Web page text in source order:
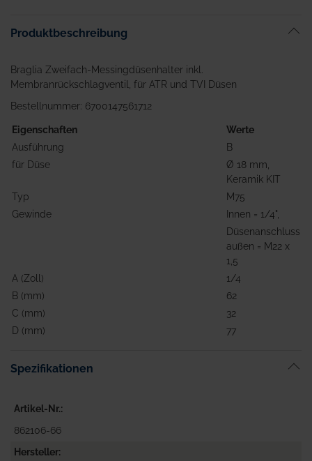
Produktbeschreibung
Braglia Zweifach-Messingdüsenhalter inkl.
Membranrückschlagventil, für ATR und TVI Düsen
Bestellnummer: 6700147561712
Eigenschaften
Werte
Ausführung
B
für Düse
Ø 18 mm,
Keramik KIT
Typ
M75
Gewinde
Innen = 1/4",
Düsenanschluss
außen = M22 x
1,5
A (Zoll)
1/4
B (mm)
62
C (mm)
32
D (mm)
77
Spezifikationen
Artikel-Nr.
862106-66
Hersteller